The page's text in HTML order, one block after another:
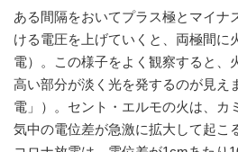
ある間隔をおいてプラス極とマイナ
ける電圧を上げていくと、両極間に
電）。この様子をよく観察すると、
高い部分が淡く光を発するのが見え
電」）。セント・エルモの火は、カ
気中の電位差が急激に拡大して起こ